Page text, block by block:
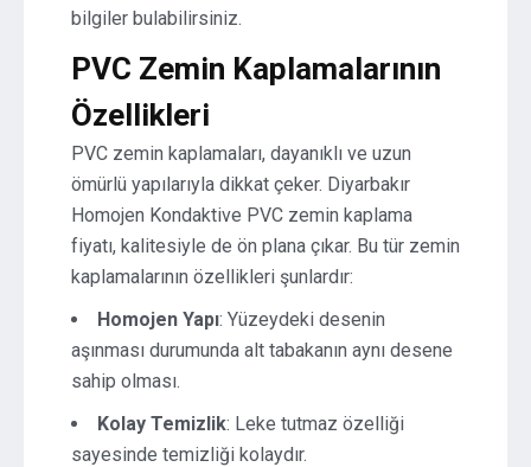
bilgiler bulabilirsiniz.
PVC Zemin Kaplamalarının
Özellikleri
PVC zemin kaplamaları, dayanıklı ve uzun
ömürlü yapılarıyla dikkat çeker. Diyarbakır
Homojen Kondaktive PVC zemin kaplama
fiyatı, kalitesiyle de ön plana çıkar. Bu tür zemin
kaplamalarının özellikleri şunlardır:
Homojen Yapı: Yüzeydeki desenin
aşınması durumunda alt tabakanın aynı desene
sahip olması.
Kolay Temizlik: Leke tutmaz özelliği
sayesinde temizliği kolaydır.